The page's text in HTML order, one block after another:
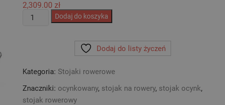
2,309.00 zł
ilość
12
z
barierką
Dodaj do koszyka
Dodaj do listy życzeń
Kategoria: Stojaki rowerowe
Znaczniki: ocynkowany, stojak na rowery, stojak ocynk,
stojak rowerowy